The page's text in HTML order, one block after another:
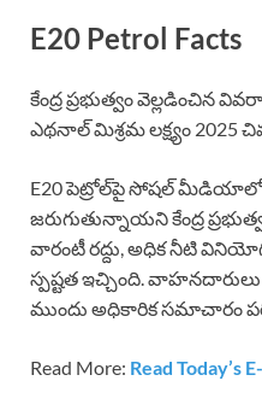
E20 Petrol Facts
కేంద్ర ప్రభుత్వం వెల్లడించిన
ఎథనాల్ మిశ్రమ లక్ష్యం 2025
E20 పెట్రోల్‌పై సోషల్ మీడియాలో
జరుగుతున్నాయని కేంద్ర
వారంటీ రద్దు, అధిక నీటి
స్పష్టత ఇచ్చింది.
ముందు అధికారిక సమాచారం
Read More: Read Today’s